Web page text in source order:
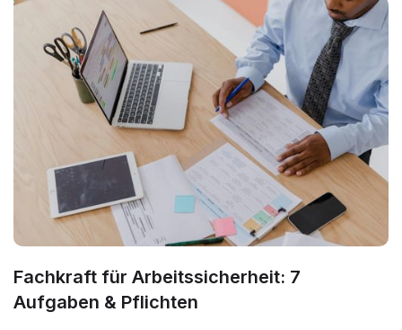
Fachkraft für Arbeitssicherheit: 7
Aufgaben & Pflichten